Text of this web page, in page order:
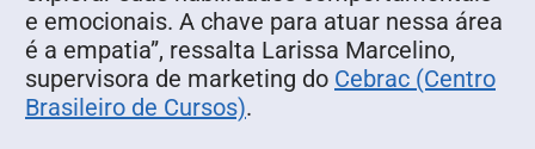
e emocionais. A chave para atuar nessa área
é a empatia”, ressalta Larissa Marcelino,
supervisora de marketing do Cebrac (Centro
Brasileiro de Cursos).